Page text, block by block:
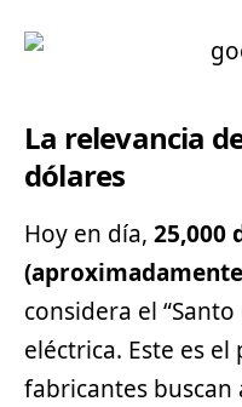
La relevancia
dólares
Hoy en día, 25,000
considera el
eléctrica. Este es
fabricantes buscan